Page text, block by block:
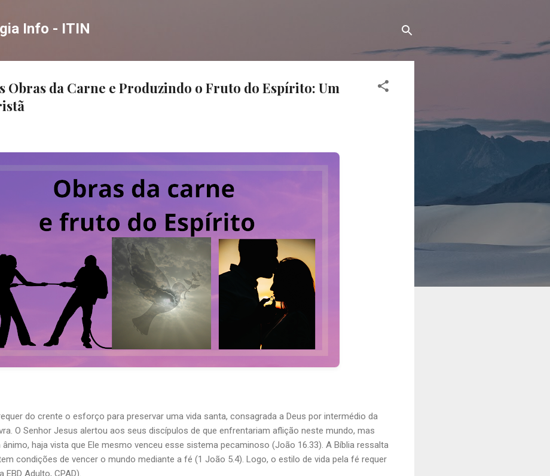
Info - ITIN
Obras da Carne e Produzindo o Fruto do Espírito: Um
do crente o esforço para preservar uma vida santa, consagrada a Deus por intermédio da
O Senhor Jesus alertou aos seus discípulos de que enfrentariam aflição neste mundo, mas
haja vista que Ele mesmo venceu esse sistema pecaminoso (João 16.33). A Bíblia ressalta
condições de vencer o mundo mediante a fé (1 João 5.4). Logo, o estilo de vida pela fé requer
Adulto, CPAD).